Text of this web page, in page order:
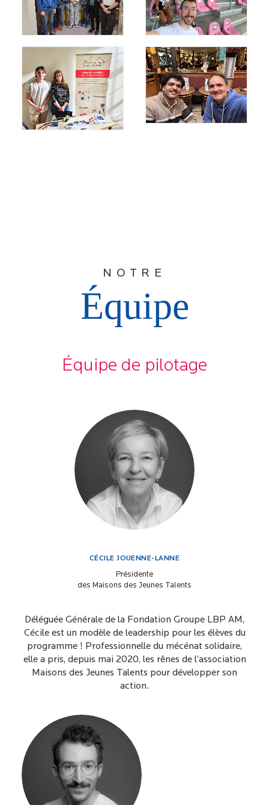
NOTRE
Équipe
Équipe de pilotage
CÉCILE JOUENNE-LANNE
Présidente
des Maisons des Jeunes Talents
Déléguée Générale de la Fondation Groupe LBP AM,
Cécile est un modèle de leadership pour les élèves du
programme ! Professionnelle du mécénat solidaire,
elle a pris, depuis mai 2020, les rênes de l’association
Maisons des Jeunes Talents pour développer son
action.